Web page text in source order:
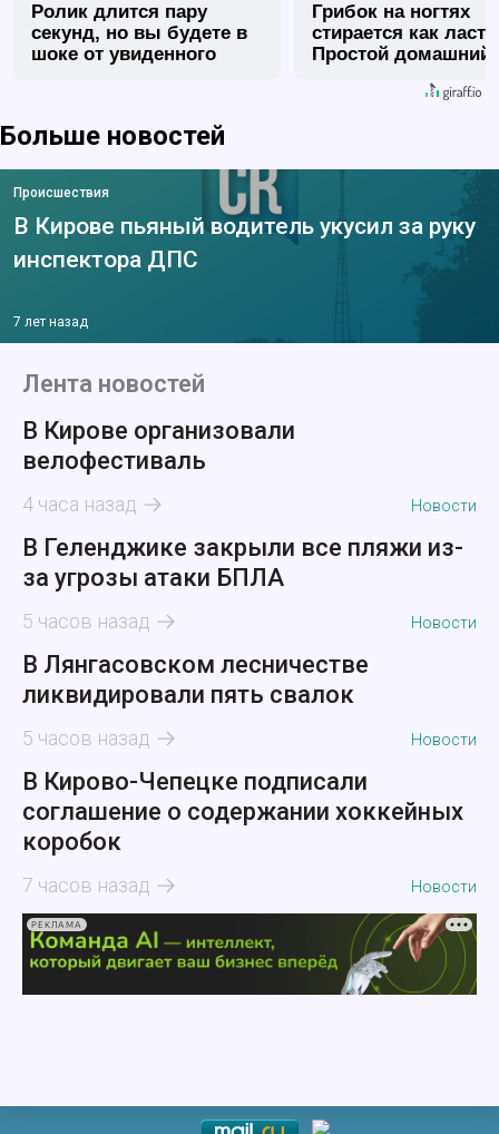
Ролик длится пару
секунд, но вы будете в
шоке от увиденного
Грибок на ногтях
стирается как
Простой домашний
Больше новостей
Происшествия
В Кирове пьяный водитель укусил за руку
инспектора ДПС
7 лет назад
Лента новостей
В Кирове организовали
велофестиваль
4 часа назад Новости
В Геленджике закрыли все пляжи из-
за угрозы атаки БПЛА
5 часов назад Новости
В Лянгасовском лесничестве
ликвидировали пять свалок
5 часов назад Новости
В Кирово-Чепецке подписали
соглашение о содержании хоккейных
коробок
7 часов назад Новости
РЕКЛАМА